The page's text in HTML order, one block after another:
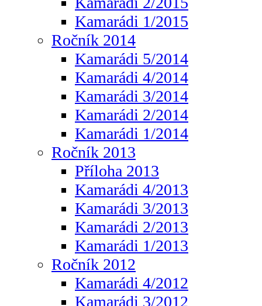
Kamarádi 1/2015
Ročník 2014
Kamarádi 5/2014
Kamarádi 4/2014
Kamarádi 3/2014
Kamarádi 2/2014
Kamarádi 1/2014
Ročník 2013
Příloha 2013
Kamarádi 4/2013
Kamarádi 3/2013
Kamarádi 2/2013
Kamarádi 1/2013
Ročník 2012
Kamarádi 4/2012
Kamarádi 3/2012